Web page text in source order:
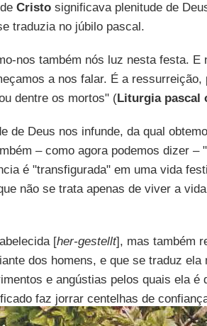
Cristosignificava plenitude de
traduzia no júbilo pascal.
nos também nós luz nesta festa. E
a nos falar. É a ressurreição,
dentre os mortos" (Liturgia pascal
de Deus nos infunde, da qual
– como agora podemos dizer –
é "transfigurada" em uma vida
não se trata apenas de viver a
[her-gestellt], mas também
dos homens, e que se traduz ela
e angústias pelos quais ela é
faz jorrar centelhas de